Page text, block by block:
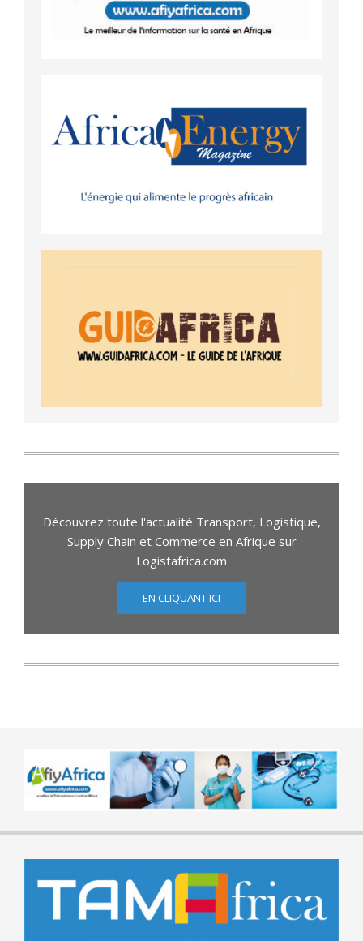
Découvrez toute l'actualité Transport, Logistique,
Supply Chain et Commerce en Afrique sur
Logistafrica.com
EN CLIQUANT ICI